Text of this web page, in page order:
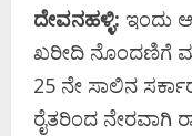
ದೇವನಹಳ್ಳಿ: ಇಂದು
ಖರೀದಿ ನೊಂದಣಿಗೆ
25 ನೇ ಸಾಲಿನ
ರೈತರಿಂದ ನೇರವಾಗಿ